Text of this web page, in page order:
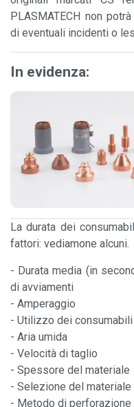
PLASMATECH non
di eventuali incidenti o
In evidenza:
La durata dei
fattori: vediamone alcuni.
- Durata media (in
di avviamenti
- Amperaggio
- Utilizzo dei
- Aria umida
- Velocità di taglio
- Spessore del materiale
- Selezione del materiale
- Metodo di perforazione